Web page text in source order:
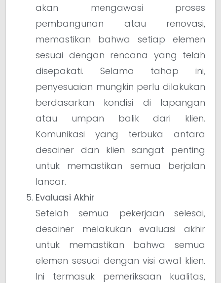
akan mengawasi proses
pembangunan atau renovasi,
memastikan bahwa setiap elemen
sesuai dengan rencana yang telah
disepakati. Selama tahap ini,
penyesuaian mungkin perlu dilakukan
berdasarkan kondisi di lapangan
atau umpan balik dari klien.
Komunikasi yang terbuka antara
desainer dan klien sangat penting
untuk memastikan semua berjalan
lancar.
Evaluasi Akhir
Setelah semua pekerjaan selesai,
desainer melakukan evaluasi akhir
untuk memastikan bahwa semua
elemen sesuai dengan visi awal klien.
Ini termasuk pemeriksaan kualitas,